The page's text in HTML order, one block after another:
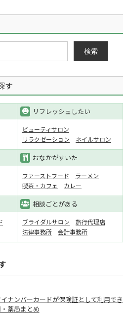
検索
す
リフレッシュしたい
ビューティサロン
リラクゼーション
ネイルサロン
おなかがすいた
ファーストフード
ラーメン
喫茶・カフェ
カレー
相談ごとがある
ブライダルサロン
旅行代理店
法律事務所
会計事務所
イナンバーカードが保険証として利用でき
薬局まとめ